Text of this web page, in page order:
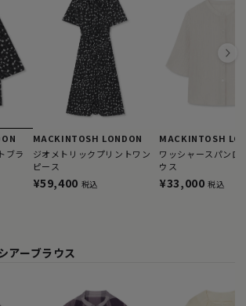
ブラ
MACKINTOSH LONDON
ジオメトリックプリントワン
ピース
¥59,400 税込
MACKINTOSH
ワッシャースパンロ
ウス
¥33,000 税込
アーブラウス